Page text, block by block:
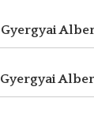
Gyergyai
Gyergyai